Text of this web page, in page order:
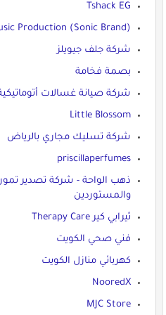
Tshack EG
Production (Sonic Brand)
شركة جلف جيويلز
بصمة فخامة
شركة صيانة غسالات
Little Blossom
شركة تسليك مجاري بالرياض
priscillaperfumes
ذهب الواحة - شركة تصدير تمور
والمستوردين
ثيرابي كير Therapy Care
فني صحي الكويت
كهربائي منازل الكويت
NooredX
MJC Store